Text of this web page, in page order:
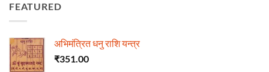
FEATURED
अभिमंत्रित धनु राशि यन्त्र
₹351.00